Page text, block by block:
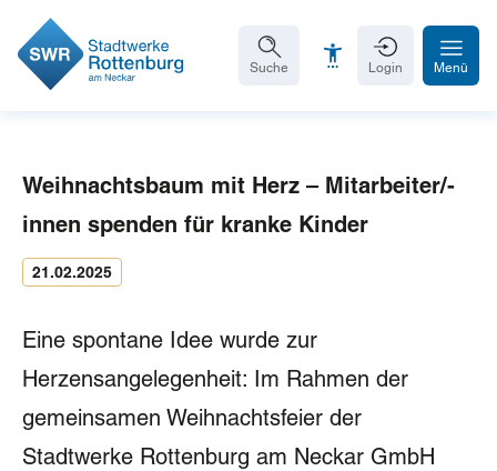
Suche Login Menü
Weihnachtsbaum mit Herz – Mitarbeiter/-
innen spenden für kranke Kinder
21.02.2025
Eine spontane Idee wurde zur
Herzensangelegenheit: Im Rahmen der
gemeinsamen Weihnachtsfeier der
Stadtwerke Rottenburg am Neckar GmbH
Schrift vergrößern
Wortabstand verkleinern
Zeilenabstand vergrößern